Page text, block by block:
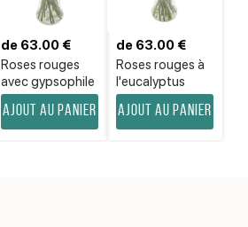
Roses rouges
avec gypsophile
de 63.00 €
Ajout au panier
Roses rouges à
l'eucalyptus
de 63.00 €
Ajout au panier